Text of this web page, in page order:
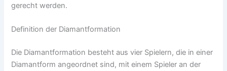
gerecht werden.
Definition der Diamantformation
Die Diamantformation besteht aus vier Spielern, die in einer
Diamantform angeordnet sind, mit einem Spieler an der